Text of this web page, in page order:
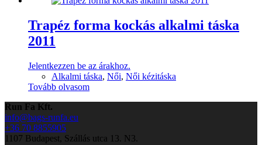
Trapéz forma kockás alkalmi táska
2011
Jelentkezzen be az árakhoz.
Alkalmi táska, Női, Női kézitáska
Tovább olvasom
Run Fa Kft.
info@bags-runfa.eu
+36 70 8855905
1107 Budapest, Szállás utca 13. N3.